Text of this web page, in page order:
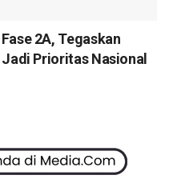
2A, Tegaskan
Prioritas Nasional